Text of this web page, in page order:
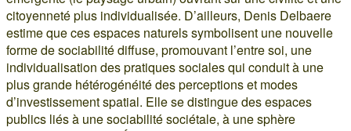
citoyenneté plus individualisée. D’ailleurs, Denis Delbaere
estime que ces espaces naturels symbolisent une nouvelle
forme de sociabilité diffuse, promouvant l’entre soi, une
individualisation des pratiques sociales qui conduit à une
plus grande hétérogénéité des perceptions et modes
d’investissement spatial. Elle se distingue des espaces
publics liés à une sociabilité sociétale, à une sphère